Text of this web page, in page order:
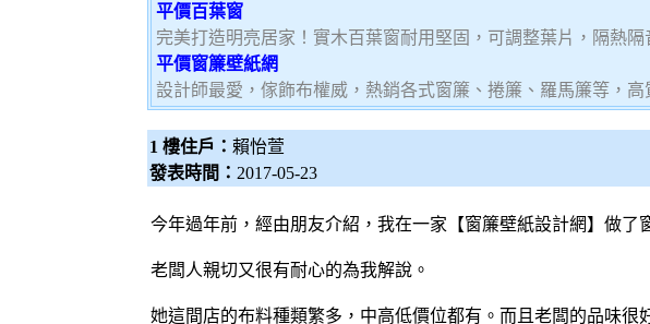
平價百葉窗
完美打造明亮居家！實木百葉窗耐用堅固，可調整葉片，隔熱
平價窗簾壁紙網
設計師最愛，傢飾布權威，熱銷各式窗簾、捲簾、羅馬簾等，
1 樓住戶： 賴怡萱
發表時間： 2017-05-23
今年過年前，經由朋友介紹，我在一家【窗簾壁紙設計網】做了
老闆人親切又很有耐心的為我解說。
她這間店的布料種類繁多，中高低價位都有。而且老闆的品味